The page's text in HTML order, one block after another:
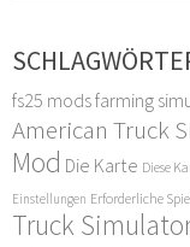
fs25 modsfarming
American Truck
Mod Die Karte Diese
Einstellungen Erforderliche
Truck